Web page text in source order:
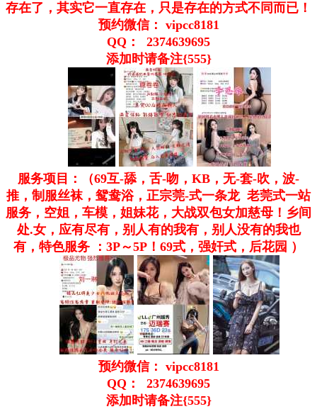
存在了，其实它一直存在，只是存在的方式不同而已！
预约微信： vipcc8181
QQ： 2374639695
添加时请备注{555}
服务项目：（69互-舔，舌-吻，KB，无-套-吹，波-
推，制服丝袜，鸳鸯浴，正宗莞-式一条龙 老莞式一站
服务，空姐，车模，姐妹花，大战双包女加慈母！乡间
处.女，应有尽有，别人有的我有，别人没有的我也
有，特色服务 ：3P～5P！69式，强奸式，后花园 ）
预约微信： vipcc8181
QQ： 2374639695
添加时请备注{555}